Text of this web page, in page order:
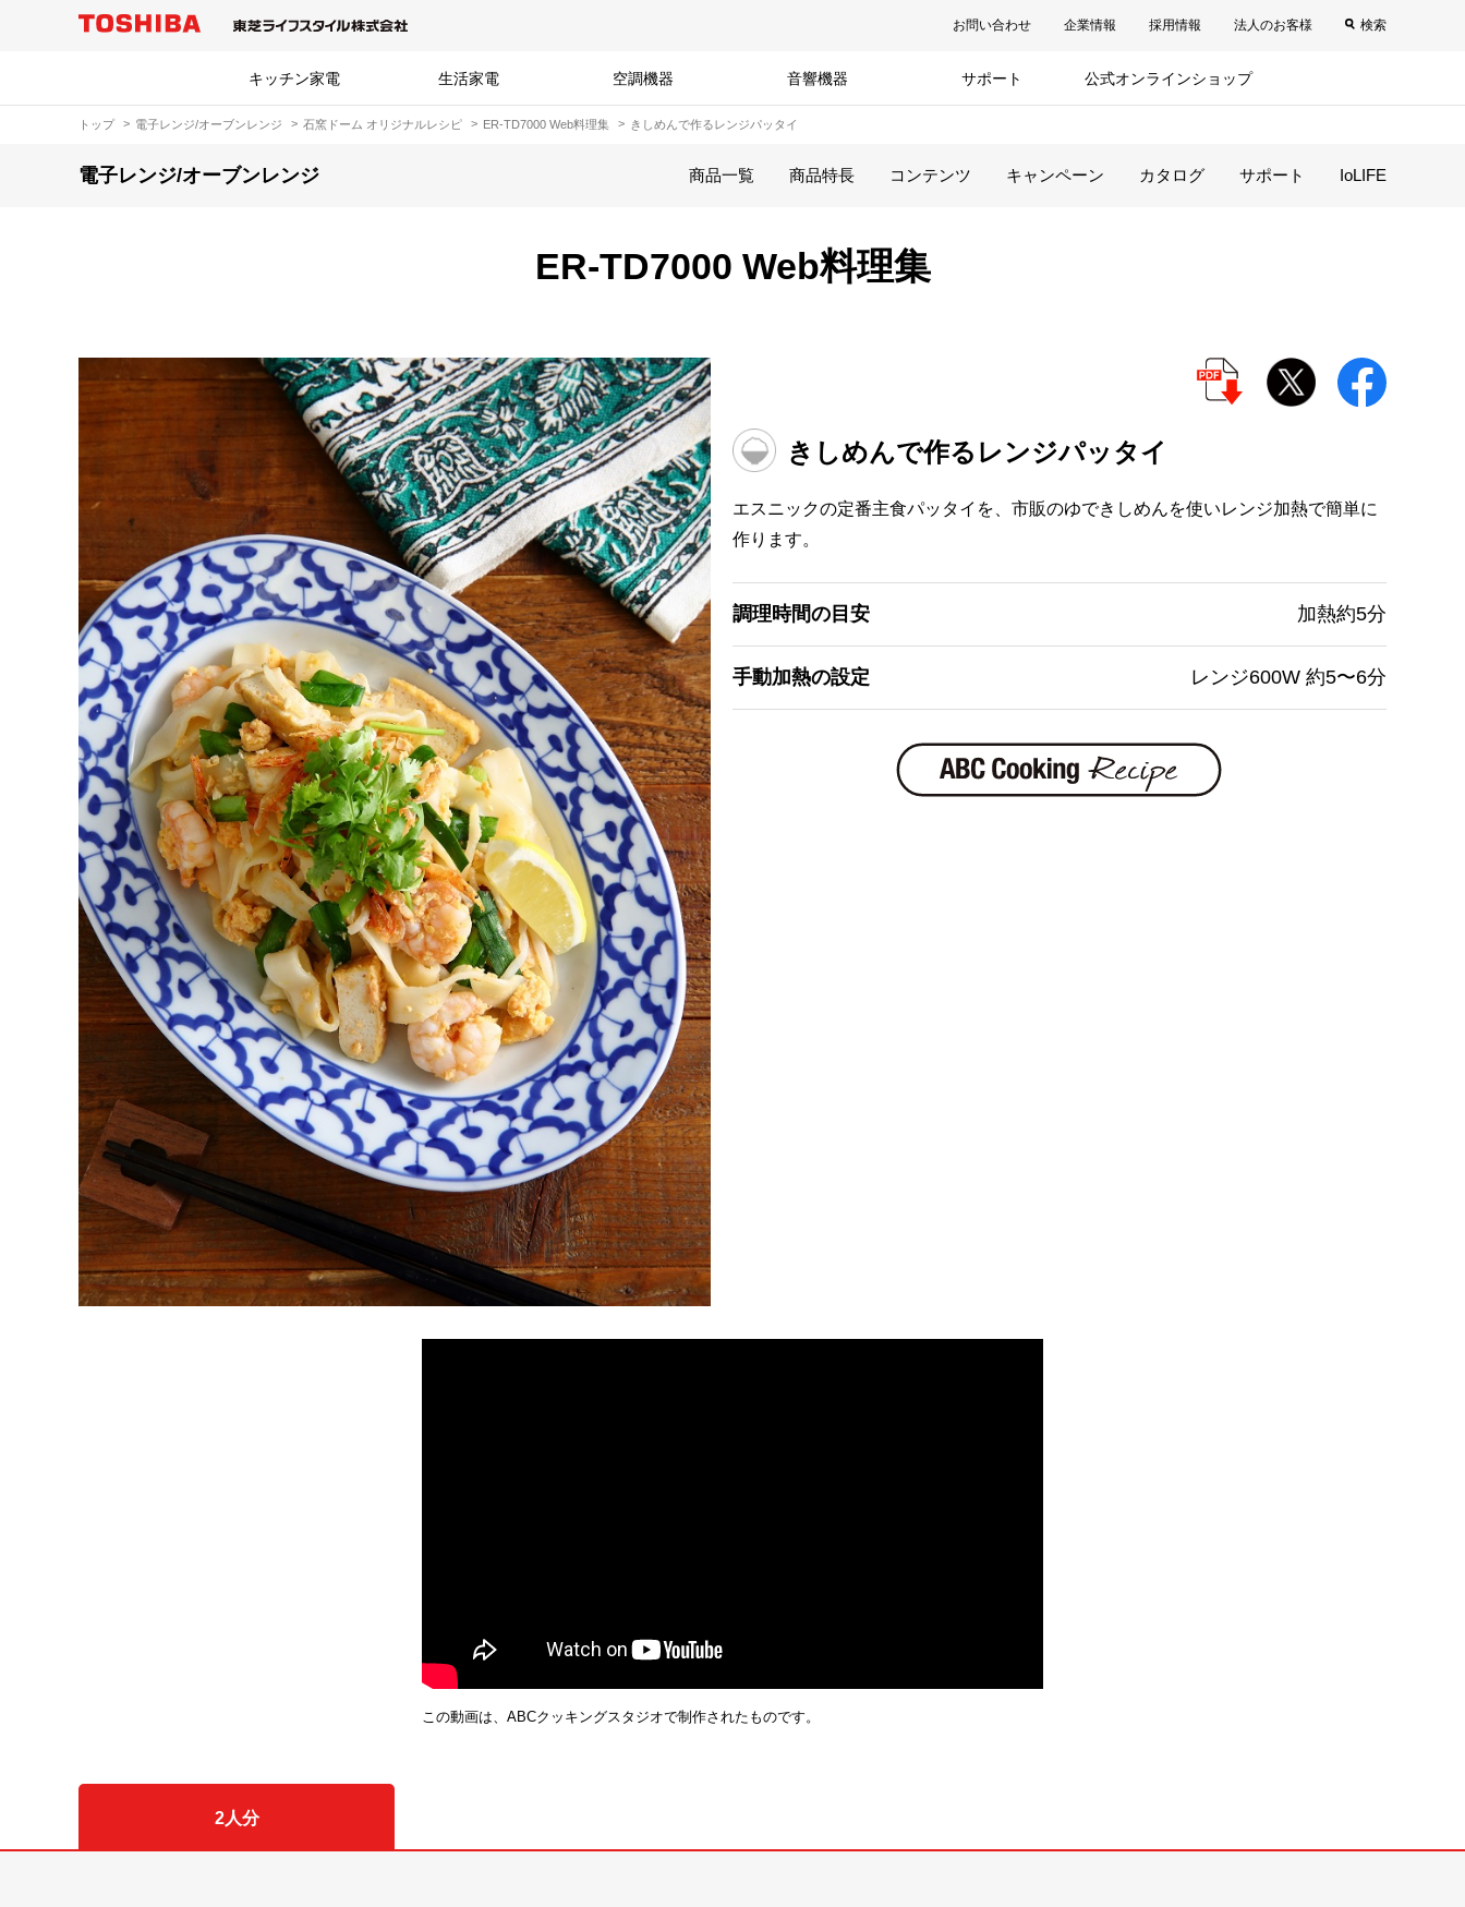
お問い合わせ 企業情報 採用情報 法人のお客様 検索
キッチン家電 生活家電 空調機器 音響機器 サポート 公式オンラインショップ
トップ 電子レンジ/オーブンレンジ 石窯ドーム オリジナルレシピ ER-TD7000 Web料理集 きしめんで作るレンジパッタイ
電子レンジ/オーブンレンジ 商品一覧 商品特長 コンテンツ キャンペーン カタログ サポート IoLIFE
ER-TD7000 Web料理集
きしめんで作るレンジパッタイ
エスニックの定番主食パッタイを、市販のゆできしめんを使いレンジ加熱で簡単に
作ります。
調理時間の目安 加熱約5分
手動加熱の設定 レンジ600W 約5〜6分
この動画は、ABCクッキングスタジオで制作されたものです。
2人分